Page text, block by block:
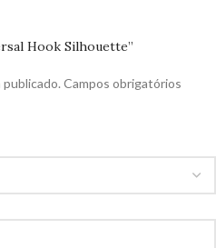
Hook Silhouette”
Campos obrigatórios